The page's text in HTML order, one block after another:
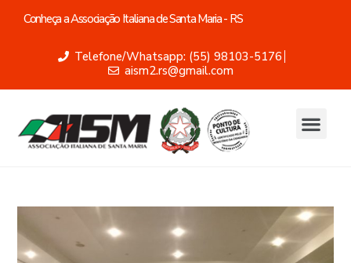
Conheça a Associação Italiana de Santa Maria - RS
Telefone/Whatsapp: (55) 98103-5176
aism2.rs@gmail.com